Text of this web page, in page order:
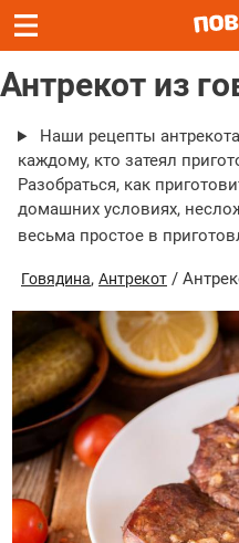
Антрекот из
Наши рецепты
каждому, кто затеял
Разобраться, как
домашних условиях,
весьма простое в
Говядина, Антрекот /